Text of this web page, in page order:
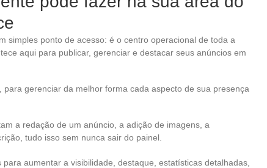
simples ponto de acesso: é o centro operacional de toda a
aqui para publicar, gerenciar e destacar seus anúncios em
gerenciar da melhor forma cada aspecto de sua presença
a redação de um anúncio, a adição de imagens, a
tudo isso sem nunca sair do painel.
aumentar a visibilidade, destaque, estatísticas detalhadas,